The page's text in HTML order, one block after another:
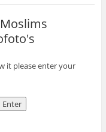
it please enter your